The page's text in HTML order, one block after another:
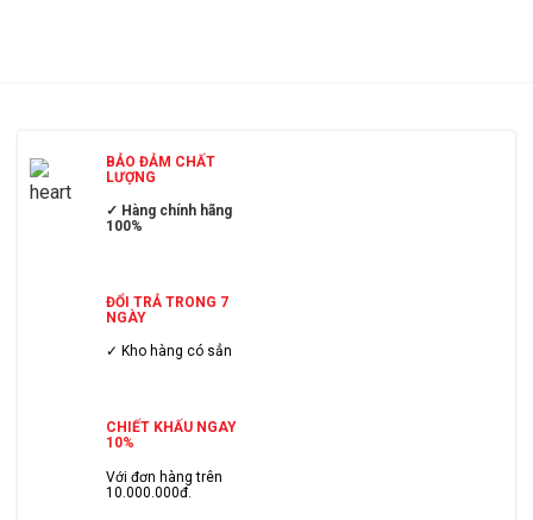
BẢO ĐẢM CHẤT
LƯỢNG
✓ Hàng chính hãng
100%
ĐỔI TRẢ TRONG 7
NGÀY
✓ Kho hàng có sẳn
CHIẾT KHẤU NGAY
10%
Với đơn hàng trên
10.000.000đ.